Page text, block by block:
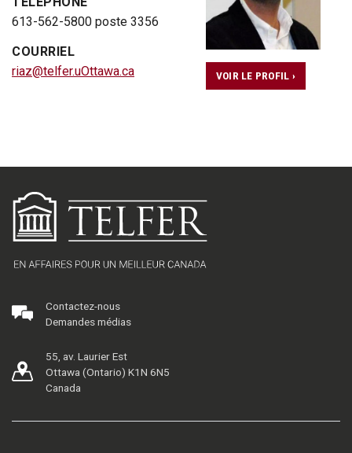
613-562-5800 poste 3356
COURRIEL
riaz@telfer.uOttawa.ca
VOIR LE PROFIL ›
Contactez-nous
Demandes médias
55, av. Laurier Est
Ottawa (Ontario) K1N 6N5
Canada